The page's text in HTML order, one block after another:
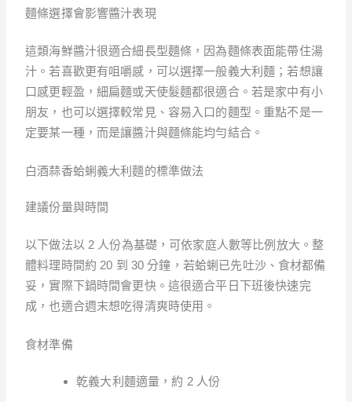
麵條選擇會影響醬汁表現
這類海鮮醬汁很適合細長型麵條，因為麵條表面能帶住湯
汁。若喜歡更有咀嚼感，可以選擇一般義大利麵；若想讓
口感更輕盈，細扁麵或天使髮麵都很適合。若是家中有小
朋友，也可以選擇較常見、容易入口的麵型。重點不是一
定要某一種，而是讓醬汁與麵條能均勻結合。
白酒蒜香蛤蜊義大利麵的標準做法
建議份量與時間
以下做法以 2 人份為基礎，可依家庭人數等比例放大。整
體料理時間約 20 到 30 分鐘，若蛤蜊已先吐沙、食材都備
妥，實際下鍋時間會更快。這很適合平日下班後快速完
成，也適合週末想吃得清爽時使用。
食材準備
乾義大利麵適量，約 2 人份